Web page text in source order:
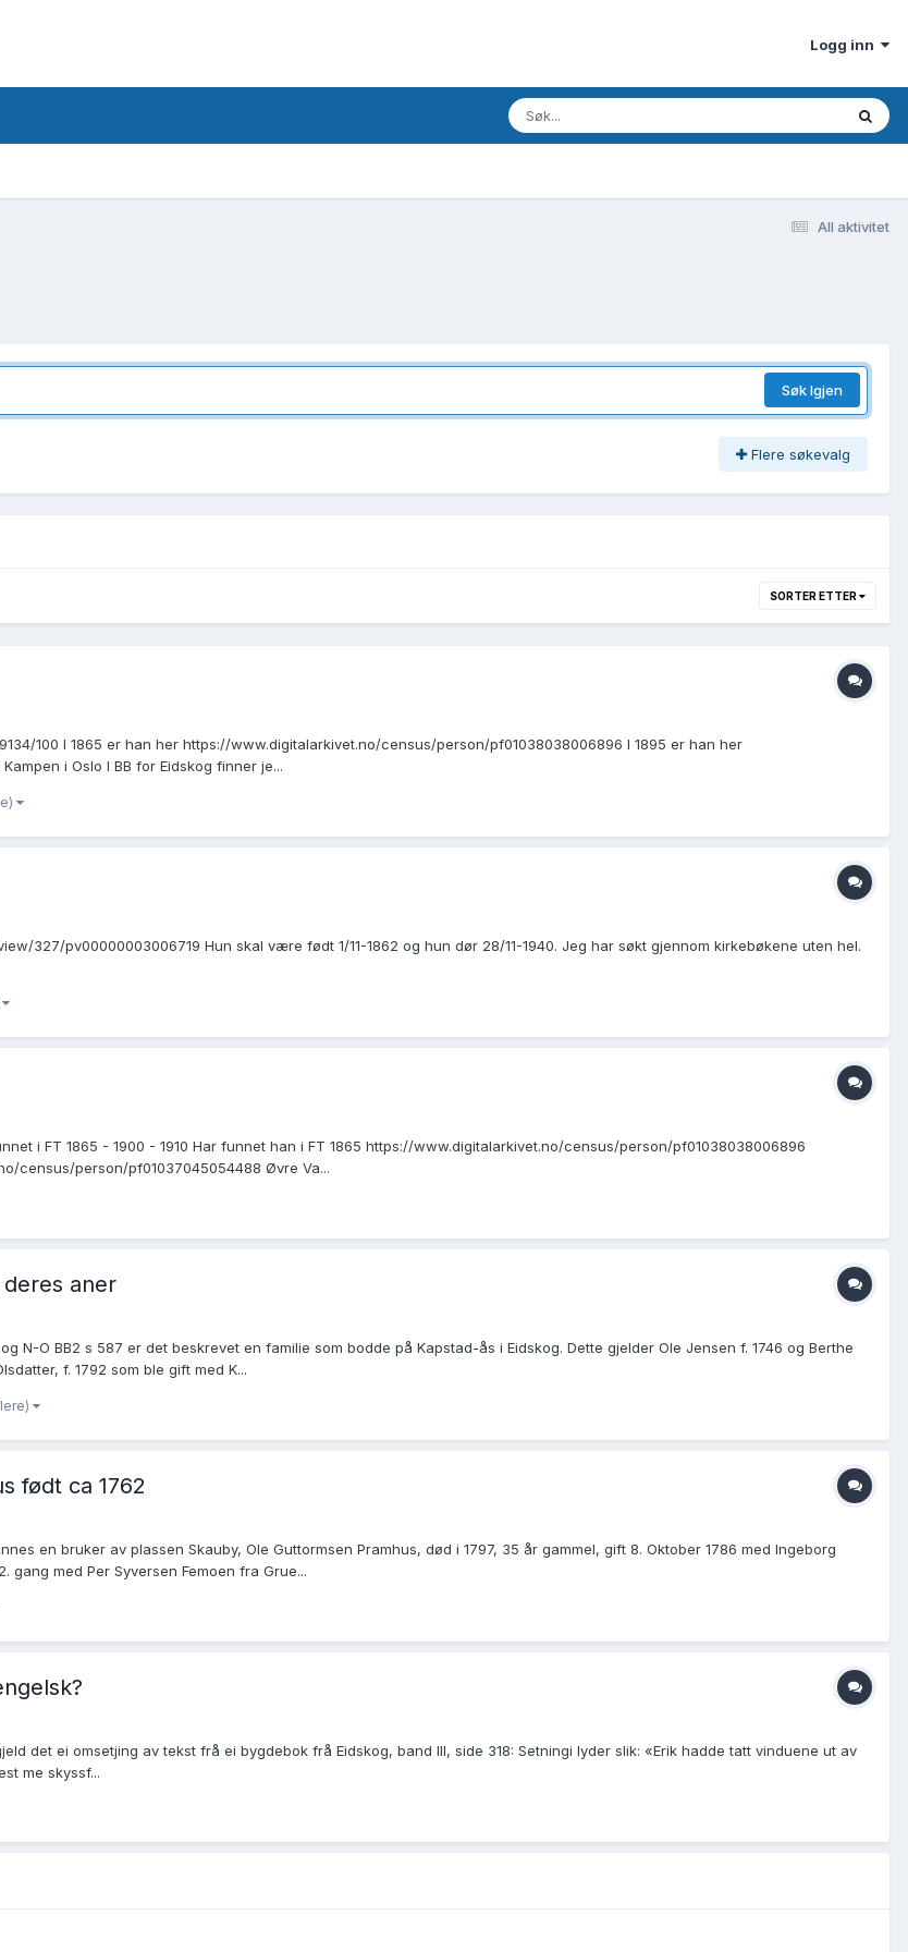
Logg inn
All aktivitet
Søk Igjen
Flere søkevalg
SORTER ETTER
100 I 1865 er han her https://www.digitalarkivet.no/census/person/pf01038038006896 I 1895 er han her
i Oslo I BB for Eidskog finner je...
327/pv00000003006719 Hun skal være født 1/11-1862 og hun dør 28/11-1940. Jeg har søkt gjennom kirkebøkene uten hel.
i FT 1865 - 1900 - 1910 Har funnet han i FT 1865 https://www.digitalarkivet.no/census/person/pf01038038006896
census/person/pf01037045054488 Øvre Va...
aner
N-O BB2 s 587 er det beskrevet en familie som bodde på Kapstad-ås i Eidskog. Dette gjelder Ole Jensen f. 1746 og Berthe
f. 1792 som ble gift med K...
født ca 1762
en bruker av plassen Skauby, Ole Guttormsen Pramhus, død i 1797, 35 år gammel, gift 8. Oktober 1786 med Ingeborg
gang med Per Syversen Femoen fra Grue...
det ei omsetjing av tekst frå ei bygdebok frå Eidskog, band III, side 318: Setningi lyder slik: «Erik hadde tatt vinduene ut av
me skyssf...